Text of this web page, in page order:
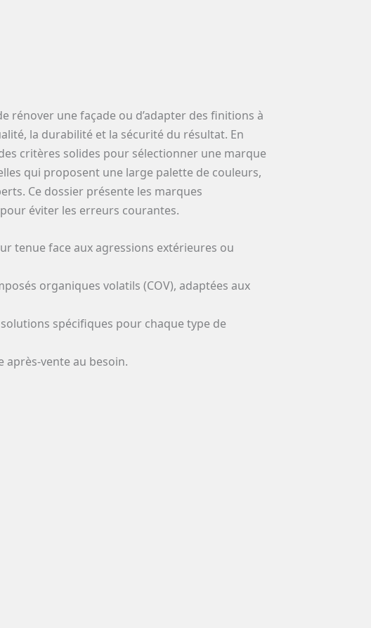
rénover une façade ou d’adapter des finitions à
la durabilité et la sécurité du résultat. En
critères solides pour sélectionner une marque
qui proposent une large palette de couleurs,
Ce dossier présente les marques
éviter les erreurs courantes.
tenue face aux agressions extérieures ou
organiques volatils (COV), adaptées aux
spécifiques pour chaque type de
après-vente au besoin.